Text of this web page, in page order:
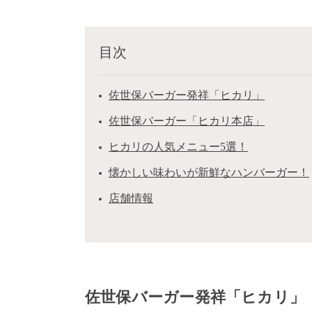
目次
佐世保バーガー発祥「ヒカリ」
佐世保バーガー「ヒカリ本店」
ヒカリの人気メニュー5選！
懐かしい味わいが新鮮なハンバーガー！
店舗情報
佐世保バーガー発祥「ヒカリ」